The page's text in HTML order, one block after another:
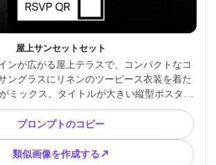
屋上サンセットセット
ンが広がる屋上テラスで、コンパクトなコ
ングラスにリネンのツーピース衣装を着た
ミックス、タイトルが大きい縦型ポスター
と時間が小さく、QR RSVPのためのクリー
かくて涼しいグラデーションスカイ、ソフ
スフィルのゴールデンアワー、ニコンZ6
ングルを上げ、のんびりとした夏ムード、
プロンプトのコピー
類似画像を作成する↗